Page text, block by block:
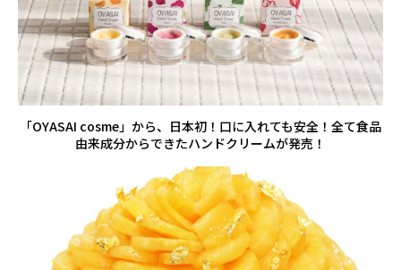
「OYASAI cosme」から、日本初！口に入れても安全！全て食品
由来成分からできたハンドクリームが発売！